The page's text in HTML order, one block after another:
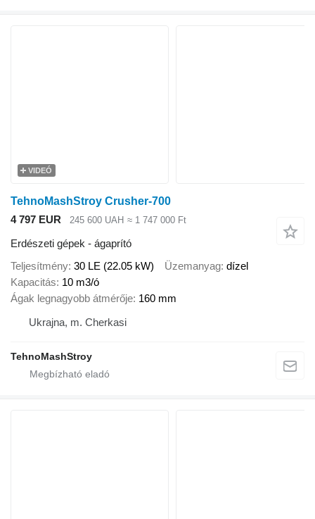
VIDEÓ
TehnoMashStroy Crusher-700
4 797 EUR
245 600 UAH ≈ 1 747 000 Ft
Erdészeti gépek - ágaprító
Teljesítmény 30 LE (22.05 kW) Üzemanyag dízel
Kapacitás 10 m3/ó
Ágak legnagyobb átmérője 160 mm
Ukrajna, m. Cherkasi
TehnoMashStroy